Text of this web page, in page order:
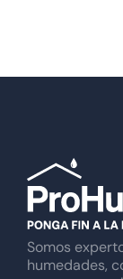
Somos
humedades,